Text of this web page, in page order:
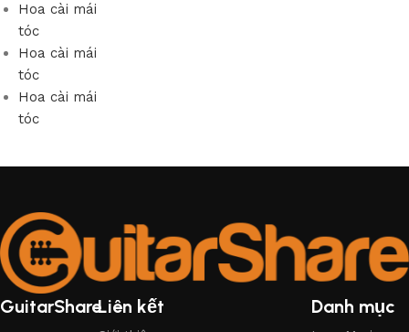
Hoa cài mái
tóc
Hoa cài mái
tóc
Hoa cài mái
tóc
GuitarShareLiên kết Danh mục